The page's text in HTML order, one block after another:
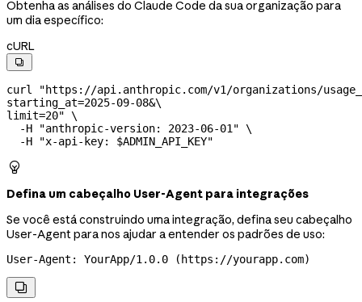
Obtenha as análises do Claude Code da sua organização para
um dia específico:
cURL

curl
"https://api.anthropic.com/v1/organizations/
starting_at=2025-09-08&\
limit=20" \
  -H
"anthropic-version: 2023-06-01" \
  -H
"x-api-key: $ADMIN_API_KEY"

Defina um cabeçalho User-Agent para integrações
Se você está construindo uma integração, defina seu cabeçalho
User-Agent para nos ajudar a entender os padrões de uso:
User-Agent: YourApp/1.0.0 (https://yourapp.com)
